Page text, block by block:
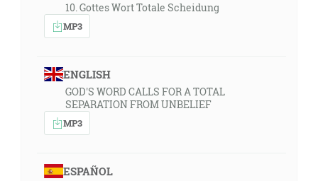
10. Gottes Wort Totale Scheidung
MP3
ENGLISH
GOD'S WORD CALLS FOR A TOTAL
SEPARATION FROM UNBELIEF
MP3
ESPAÑOL